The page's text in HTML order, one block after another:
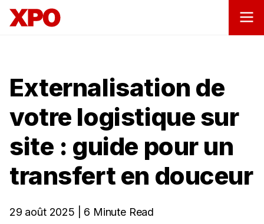
Externalisation de
votre logistique sur
site : guide pour un
transfert en douceur
29 août 2025 | 6 Minute Read